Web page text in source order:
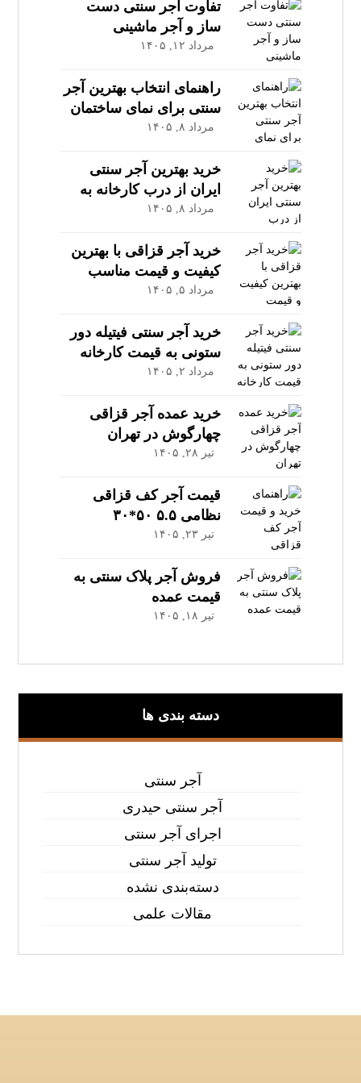
تفاوت آجر سنتی دست‌
ساز و آجر ماشینی
مرداد ۱۲, ۱۴۰۵
راهنمای انتخاب بهترین آجر
سنتی برای نمای ساختمان
مرداد ۸, ۱۴۰۵
خرید بهترین آجر سنتی
ایران از درب کارخانه به
قیمت عمده
مرداد ۸, ۱۴۰۵
خرید آجر قزاقی با بهترین
کیفیت و قیمت مناسب
مرداد ۵, ۱۴۰۵
خرید آجر سنتی فیتیله دور
ستونی به قیمت کارخانه
مرداد ۲, ۱۴۰۵
خرید عمده آجر قزاقی
چهارگوش در تهران
تیر ۲۸, ۱۴۰۵
قیمت آجر کف قزاقی
نظامی ۵.۵ ۵۰*۳۰
تیر ۲۳, ۱۴۰۵
فروش آجر پلاک سنتی به
قیمت عمده
تیر ۱۸, ۱۴۰۵
دسته بندی ها
آجر سنتی
آجر سنتی حیدری
اجرای آجر سنتی
تولید آجر سنتی
دسته‌بندی نشده
مقالات علمی